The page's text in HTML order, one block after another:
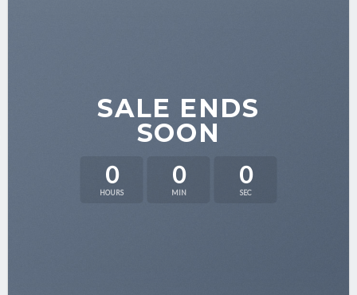
SALE ENDS
SOON
0
HOURS
0
MIN
0
SEC